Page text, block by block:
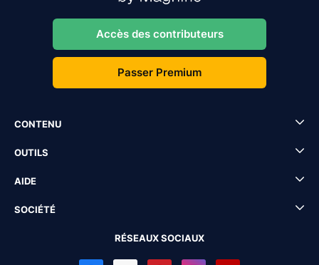
Accès des contributeurs
Passer Premium
CONTENU
OUTILS
AIDE
SOCIÉTÉ
RÉSEAUX SOCIAUX